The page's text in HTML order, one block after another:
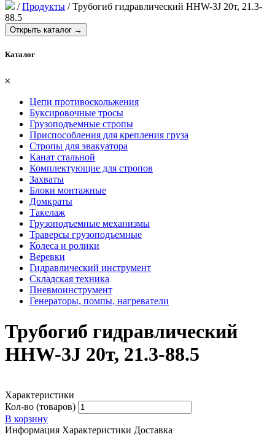
/Продукты /Трубогиб гидравлический HHW-3J 20т, 21.3-
88.5
Открыть каталог →
Каталог
𐄂
Цепи противоскольжения
Буксировочные тросы
Грузоподъемные стропы
Приспособления для крепления груза
Стропы для эвакуатора
Канат стальной
Комплектующие для стропов
Захваты
Блоки монтажные
Домкраты
Такелаж
Грузоподъемные механизмы
Траверсы грузоподъемные
Колеса и ролики
Веревки
Гидравлический инструмент
Складская техника
Пневмоинструмент
Генераторы, помпы, нагреватели
Трубогиб гидравлический
HHW-3J 20т, 21.3-88.5
Характеристики
Кол-во (товаров)
В корзину
Информация Характеристики Доставка